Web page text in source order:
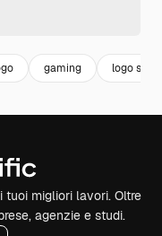
gaming logo sport
tuoi migliori lavori. Oltre
agenzie e studi.